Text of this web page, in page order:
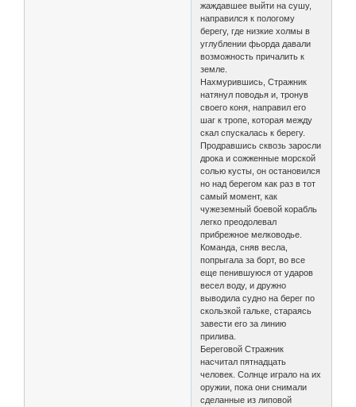
жаждавшее выйти на сушу,
направился к пологому
берегу, где низкие холмы в
углублении фьорда давали
возможность причалить к
земле.
Нахмурившись, Стражник
натянул поводья и, тронув
своего коня, направил его
шаг к тропе, которая между
скал спускалась к берегу.
Продравшись сквозь заросли
дрока и сожженные морской
солью кусты, он остановился
но над берегом как раз в тот
самый момент, как
чужеземный боевой корабль
легко преодолевал
прибрежное мелководье.
Команда, сняв весла,
попрыгала за борт, во все
еще пенившуюся от ударов
весел воду, и дружно
выводила судно на берег по
скользкой гальке, стараясь
завести его за линию
прилива.
Береговой Стражник
насчитал пятнадцать
человек. Солнце играло на их
оружии, пока они снимали
сделанные из липовой